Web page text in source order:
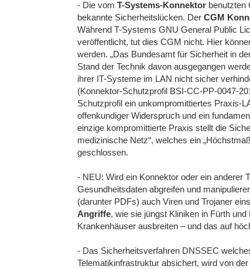
- Die vom T-Systems-Konnektor benutzten
bekannte Sicherheitslücken. Der CGM
Während T-Systems GNU General Public
veröffentlicht, tut dies CGM nicht. Hier
werden. „Das Bundesamt für Sicherheit in
Stand der Technik davon ausgegangen
ihrer IT-Systeme im LAN nicht sicher
(Konnektor-Schutzprofil BSI-CC-PP-0047-
Schutzprofil ein unkompromittiertes Praxis-
offenkundiger Widerspruch und ein
einzige kompromittierte Praxis stellt die
medizinische Netz“, welches ein
geschlossen.
- NEU: Wird ein Konnektor oder ein anderer
Gesundheitsdaten abgreifen und
(darunter PDFs) auch Viren und Trojaner
Angriffe, wie sie jüngst Kliniken in Fürth
Krankenhäuser ausbreiten – und das auf
- Das Sicherheitsverfahren DNSSEC
Telematikinfrastruktur absichert, wird von